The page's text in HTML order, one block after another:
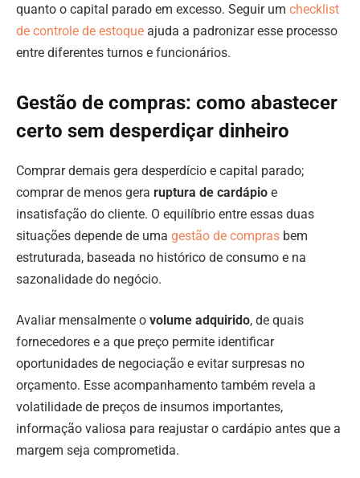
quanto o capital parado em excesso. Seguir um checklist
de controle de estoque ajuda a padronizar esse processo
entre diferentes turnos e funcionários.
Gestão de compras: como abastecer
certo sem desperdiçar dinheiro
Comprar demais gera desperdício e capital parado;
comprar de menos gera ruptura de cardápio e
insatisfação do cliente. O equilíbrio entre essas duas
situações depende de uma gestão de compras bem
estruturada, baseada no histórico de consumo e na
sazonalidade do negócio.
Avaliar mensalmente o volume adquirido, de quais
fornecedores e a que preço permite identificar
oportunidades de negociação e evitar surpresas no
orçamento. Esse acompanhamento também revela a
volatilidade de preços de insumos importantes,
informação valiosa para reajustar o cardápio antes que a
margem seja comprometida.